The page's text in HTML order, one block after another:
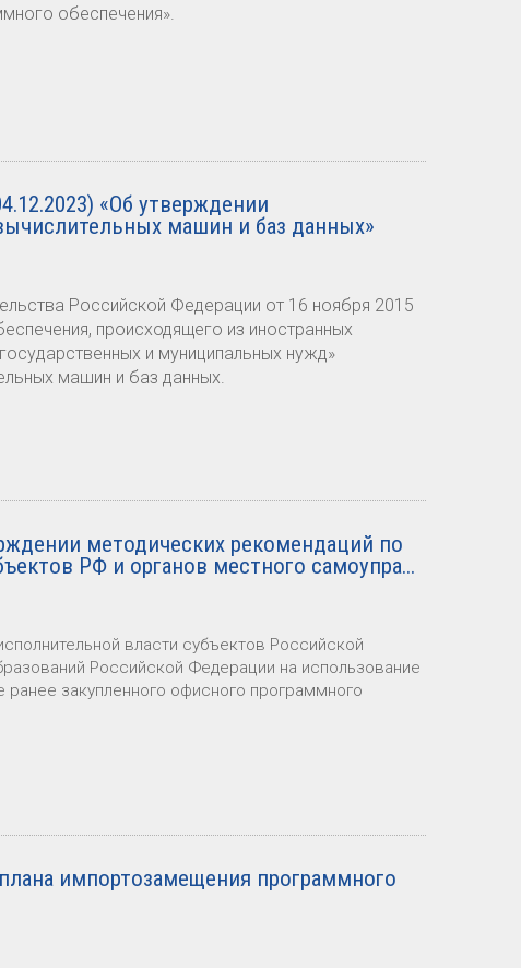
обеспечения».
«Об утверждении
машин и баз данных»
Российской Федерации от 16 ноября 2015
происходящего из иностранных
и муниципальных нужд»
машин и баз данных.
методических рекомендаций по
РФ и органов местного самоупра...
власти субъектов Российской
Российской Федерации на использование
закупленного офисного программного
импортозамещения программного